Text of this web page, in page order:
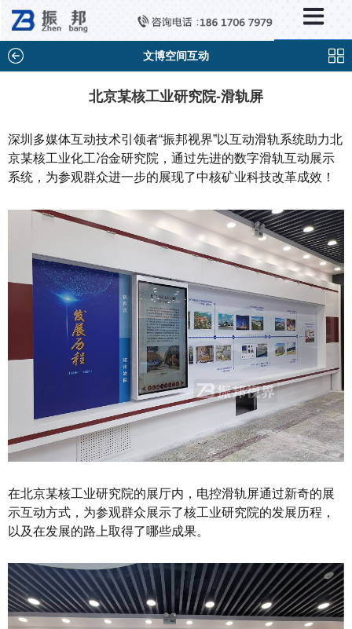
文博空间互动
北京某核工业研究院-滑轨屏
深圳多媒体互动技术引领者“振邦视界”以互动滑轨系统助力北
京某核工业化工冶金研究院，通过先进的数字滑轨互动展示
系统，为参观群众进一步的展现了中核矿业科技改革成效！
在北京某核工业研究院的展厅内，电控滑轨屏通过新奇的展
示互动方式，为参观群众展示了核工业研究院的发展历程，
以及在发展的路上取得了哪些成果。
新闻中心
×
公司新闻
行业新闻
问题解答
百科知识